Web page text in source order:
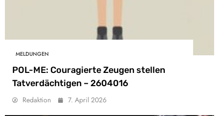
MELDUNGEN
POL-ME: Couragierte Zeugen stellen
Tatverdächtigen – 2604016
Redaktion 7. April 2026